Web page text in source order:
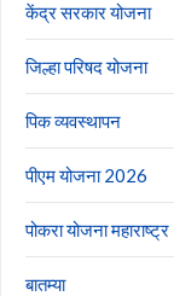
केंद्र सरकार योजना
जिल्हा परिषद योजना
पिक व्यवस्थापन
पीएम योजना 2026
पोकरा योजना महाराष्ट्र
बातम्या